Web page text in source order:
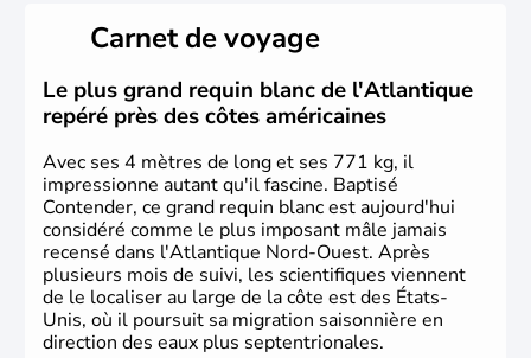
Plusieurs populations se sont succédées avant l'arrivée
des européens, suite à la découverte du continent par
Christophe Colomb en 1492. Les 13 colonies
britanniques proclament la Déclaration d'indépendance
en 1776 et adoptent leur première constitution en 1787.
La conquête de l'Ouest marque ensuite l'entrée dans une
phase de développement intense.
Carnet de voyage
Le plus grand requin blanc de l'Atlantique
repéré près des côtes américaines
Avec ses 4 mètres de long et ses 771 kg, il
impressionne autant qu'il fascine. Baptisé
Contender, ce grand requin blanc est aujourd'hui
considéré comme le plus imposant mâle jamais
recensé dans l'Atlantique Nord-Ouest. Après
plusieurs mois de suivi, les scientifiques viennent
de le localiser au large de la côte est des États-
Unis, où il poursuit sa migration saisonnière en
direction des eaux plus septentrionales.